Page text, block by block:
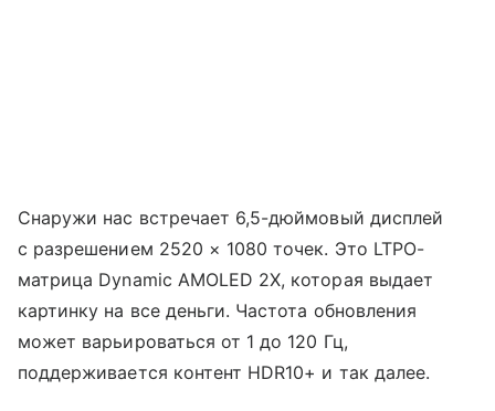
Снаружи нас встречает 6,5-дюймовый дисплей
с разрешением 2520 × 1080 точек. Это LTPO-
матрица Dynamic AMOLED 2X, которая выдает
картинку на все деньги. Частота обновления
может варьироваться от 1 до 120 Гц,
поддерживается контент HDR10+ и так далее.